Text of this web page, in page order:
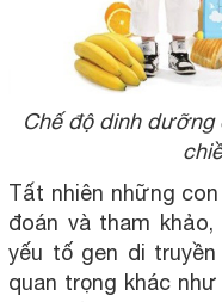
Chế độ dinh dưỡng
Tất nhiên những
đoán và tham
yếu tố gen di
quan trọng khác